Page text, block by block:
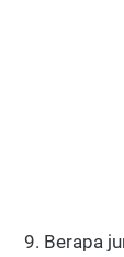
9. Berapa